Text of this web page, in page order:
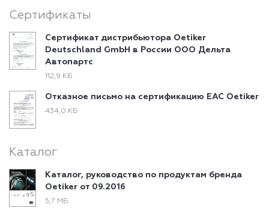
Сертификаты
Сертификат дистрибьютора Oetiker
Deutschland GmbH в России ООО Дельта
Автопартс
112,9 КБ
Отказное письмо на сертификацию EAC Oetiker
434,0 КБ
Каталог
Каталог, руководство по продуктам бренда
Oetiker от 09.2016
5,7 МБ